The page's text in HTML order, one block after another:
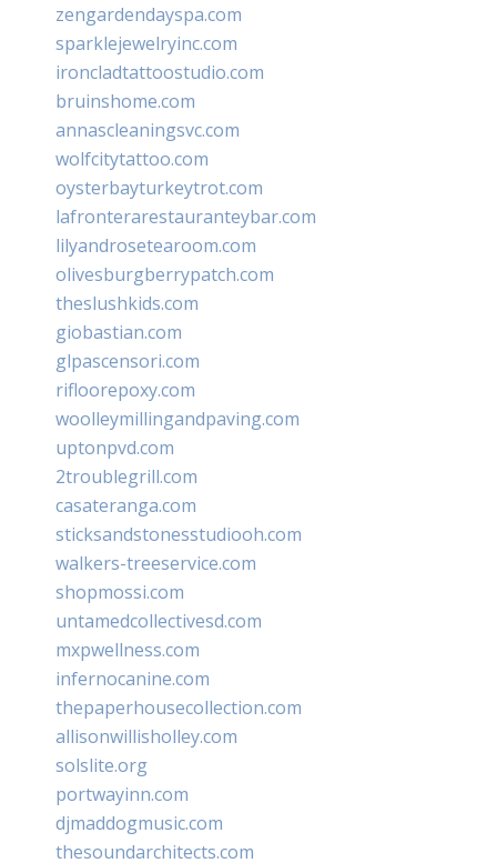
zengardendayspa.com
sparklejewelryinc.com
ironcladtattoostudio.com
bruinshome.com
annascleaningsvc.com
wolfcitytattoo.com
oysterbayturkeytrot.com
lafronterarestauranteybar.com
lilyandrosetearoom.com
olivesburgberrypatch.com
theslushkids.com
giobastian.com
glpascensori.com
rifloorepoxy.com
woolleymillingandpaving.com
uptonpvd.com
2troublegrill.com
casateranga.com
sticksandstonesstudiooh.com
walkers-treeservice.com
shopmossi.com
untamedcollectivesd.com
mxpwellness.com
infernocanine.com
thepaperhousecollection.com
allisonwillisholley.com
solslite.org
portwayinn.com
djmaddogmusic.com
thesoundarchitects.com